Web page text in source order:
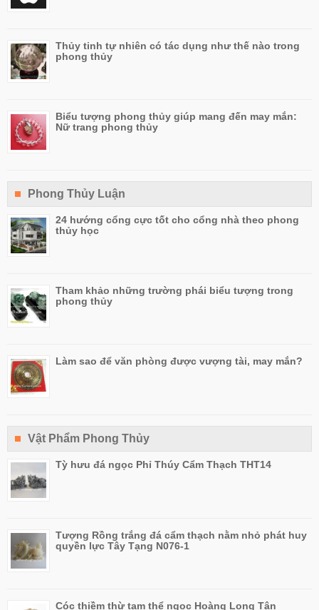
Thủy tinh tự nhiên có tác dụng như thế nào trong
phong thủy
Biểu tượng phong thủy giúp mang đến may mắn:
Nữ trang phong thủy
Phong Thủy Luận
24 hướng cổng cực tốt cho cổng nhà theo phong
thủy học
Tham khảo những trường phái biểu tượng trong
phong thủy
Làm sao để văn phòng được vượng tài, may mắn?
Vật Phẩm Phong Thủy
Tỳ hưu đá ngọc Phỉ Thúy Cẩm Thạch THT14
Tượng Rồng trắng đá cẩm thạch nằm nhỏ phát huy
quyền lực Tây Tạng N076-1
Cóc thiềm thừ tam thể ngọc Hoàng Long Tân